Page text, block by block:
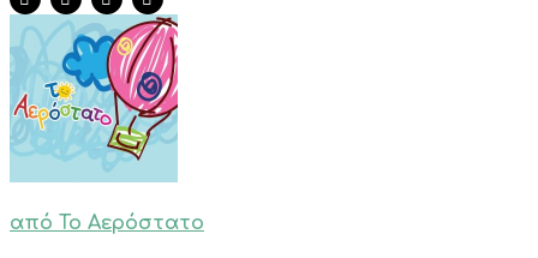
από Το Αερόστατο